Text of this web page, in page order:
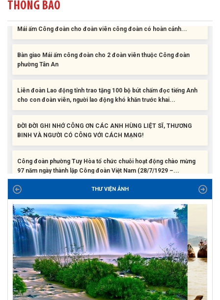
THÔNG BÁO
Liên đoàn Lao động tỉnh tổ chức trao kinh phí hỗ trợ xây dựng nhà
Bàn giao Mái ấm công đoàn cho 2 đoàn viên thuộc Công đoàn
Liên đoàn Lao động tỉnh trao tặng 100 bộ bút chấm đọc tiếng Anh
ĐỜI ĐỜI GHI NHỚ CÔNG ƠN CÁC ANH HÙNG LIỆT SĨ, THƯƠNG
Công đoàn phường Tuy Hòa tổ chức chuỗi hoạt động chào mừng
Liên đoàn Lao động tỉnh tổ chức trao kinh phí hỗ trợ xây dựng nhà
Mái ấm Công đoàn cho đoàn viên công đoàn có hoàn cảnh...
Bàn giao Mái ấm công đoàn cho 2 đoàn viên thuộc Công đoàn
phường Tân An
Liên đoàn Lao động tỉnh trao tặng 100 bộ bút chấm đọc tiếng Anh
cho con đoàn viên, người lao động khó khăn trước khai...
ĐỜI ĐỜI GHI NHỚ CÔNG ƠN CÁC ANH HÙNG LIỆT SĨ, THƯƠNG
BINH VÀ NGƯỜI CÓ CÔNG VỚI CÁCH MẠNG!
THƯ VIỆN ẢNH